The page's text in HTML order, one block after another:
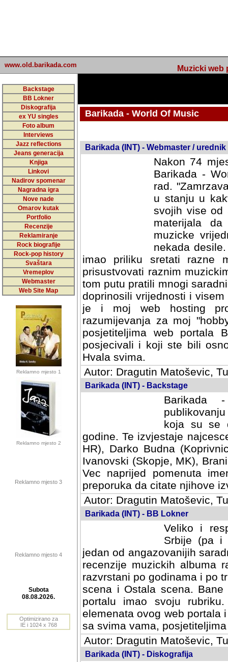
www.old.barikada.com Muzicki web
Backstage
BB Lokner
Diskografija
ex YU singles
Foto album
Interviews
Jazz reflections
Jeans generacija
Knjiga
Linkovi
Nadirov spomenar
Nagradna igra
Nove nade
Omarov kutak
Portfolio
Recenzije
Reklamiranje
Rock biografije
Rock-pop history
Svaštara
Vremeplov
Webmaster
Web Site Map
Reklamno mjesto 1
Reklamno mjesto 2
Reklamno mjesto 3
Reklamno mjesto 4
Barikada - World Of Music
Barikada (INT) - Webmaster / urednik
Nakon 74
Barikada -
rad.
u stanju u
svojih vise od
materijala
muzicke
nekada
imao priliku sretati razne
prisustvovati raznim
tom putu pratili mnogi
doprinosili vrijednosti i
je i moj web hosting
razumijevanja za moj
posjetiteljima web portala
posjecivali i koji ste bili
Hvala svima.
Autor: Dragutin Matoševic,
Barikada (INT) - Backstage
Barikada
koja su se
godine. Te izvjestaje
HR), Darko Budna
Ivanovski (Skopje, MK),
Vec naprijed pomenuta
preporuka da citate njihove
Autor: Dragutin Matoševic,
Barikada (INT) - BB Lokner
Veliko i
Srbije (pa i
jedan od angazovanijih
recenzije muzickih albuma
razvrstani po godinama i po
scena i Ostala scena.
portalu imao svoju
elemenata ovog web portala
sa svima vama,
Autor: Dragutin Matoševic,
Barikada (INT) - Diskografija